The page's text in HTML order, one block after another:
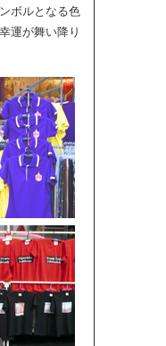
ボルとなる色
運が舞い降り